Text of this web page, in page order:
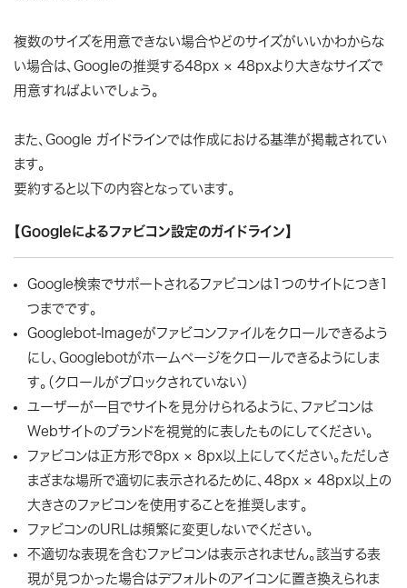
複数のサイズを用意できない場合やどのサイズがいいかわからな
い場合は、Googleの推奨する48px × 48pxより大きなサイズで
用意すればよいでしょう。
また、Google ガイドラインでは作成における基準が掲載されてい
ます。
要約すると以下の内容となっています。
【Googleによるファビコン設定のガイドライン】
Google検索でサポートされるファビコンは1つのサイトにつき1
つまでです。
Googlebot-Imageがファビコンファイルをクロールできるよう
にし、Googlebotがホームページをクロールできるようにしま
す。（クロールがブロックされていない）
ユーザーが一目でサイトを見分けられるように、ファビコンは
Webサイトのブランドを視覚的に表したものにしてください。
ファビコンは正方形で8px × 8px以上にしてください。ただしさ
まざまな場所で適切に表示されるために、48px × 48px以上の
大きさのファビコンを使用することを推奨します。
ファビコンのURLは頻繁に変更しないでください。
不適切な表現を含むファビコンは表示されません。該当する表
現が見つかった場合はデフォルトのアイコンに置き換えられま